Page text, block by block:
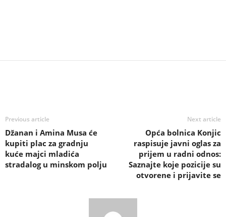
Previous article
Džanan i Amina Musa će
kupiti plac za gradnju
kuće majci mladića
stradalog u minskom polju
Next article
Opća bolnica Konjic
raspisuje javni oglas za
prijem u radni odnos:
Saznajte koje pozicije su
otvorene i prijavite se